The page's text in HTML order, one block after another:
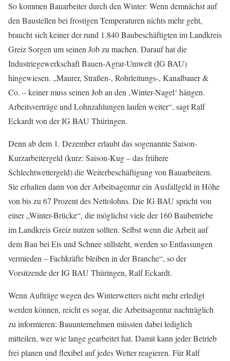
So kommen Bauarbeiter durch den Winter: Wenn demnächst auf
den Baustellen bei frostigen Temperaturen nichts mehr geht,
braucht sich keiner der rund 1.840 Baubeschäftigten im Landkreis
Greiz Sorgen um seinen Job zu machen. Darauf hat die
Industriegewerkschaft Bauen-Agrar-Umwelt (IG BAU)
hingewiesen. „Maurer, Straßen-, Rohrleitungs-, Kanalbauer &
Co. – keiner muss seinen Job an den ‚Winter-Nagel‘ hängen.
Arbeitsverträge und Lohnzahlungen laufen weiter“, sagt Ralf
Eckardt von der IG BAU Thüringen.
Denn ab dem 1. Dezember erlaubt das sogenannte Saison-
Kurzarbeitergeld (kurz: Saison-Kug – das frühere
Schlechtwettergeld) die Weiterbeschäftigung von Bauarbeitern.
Sie erhalten dann von der Arbeitsagentur ein Ausfallgeld in Höhe
von bis zu 67 Prozent des Nettolohns. Die IG BAU spricht von
einer „Winter-Brücke“, die möglichst viele der 160 Baubetriebe
im Landkreis Greiz nutzen sollten. Selbst wenn die Arbeit auf
dem Bau bei Eis und Schnee stillsteht, werden so Entlassungen
vermieden – Fachkräfte bleiben in der Branche“, so der
Vorsitzende der IG BAU Thüringen, Ralf Eckardt.
Wenn Aufträge wegen des Winterwetters nicht mehr erledigt
werden können, reicht es sogar, die Arbeitsagentur nachträglich
zu informieren: Bauunternehmen müssten dabei lediglich
mitteilen, wer wie lange gearbeitet hat. Damit kann jeder Betrieb
frei planen und flexibel auf jedes Wetter reagieren. Für Ralf